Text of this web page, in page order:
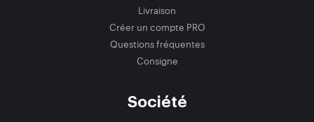
Livraison
Créer un compte PRO
Questions fréquentes
Consigne
Société